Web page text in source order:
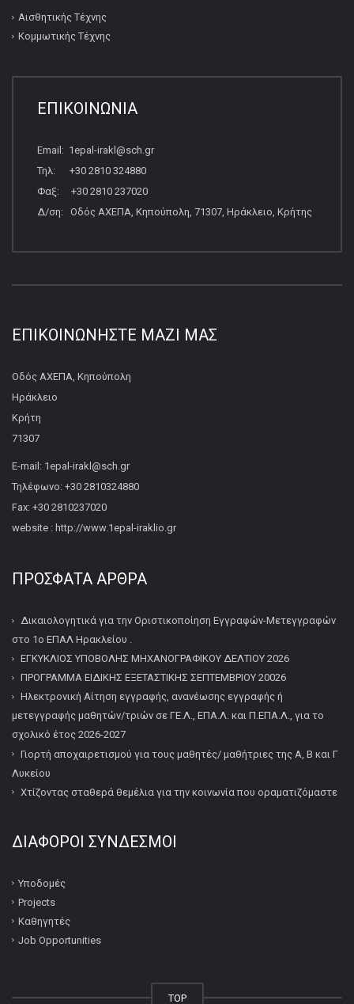
Αισθητικής Τέχνης
Κομμωτικής Τέχνης
ΕΠΙΚΟΙΝΩΝΙΑ
Email: 1epal-irakl@sch.gr
Τηλ: +30 2810 324880
Φαξ: +30 2810 237020
Δ/ση: Οδός ΑΧΕΠΑ, Κηπούπολη, 71307, Ηράκλειο, Κρήτης
ΕΠΙΚΟΙΝΩΝΉΣΤΕ ΜΑΖΊ ΜΑΣ
Οδός ΑΧΕΠΑ, Κηπούπολη
Ηράκλειο
Κρήτη
71307
E-mail: 1epal-irakl@sch.gr
Τηλέφωνο: +30 2810324880
Fax: +30 2810237020
website : http://www.1epal-iraklio.gr
ΠΡΌΣΦΑΤΑ ΆΡΘΡΑ
Δικαιολογητικά για την Οριστικοποίηση Εγγραφών-Μετεγγραφών
στο 1ο ΕΠΑΛ Ηρακλείου .
ΕΓΚΥΚΛΙΟΣ ΥΠΟΒΟΛΗΣ ΜΗΧΑΝΟΓΡΑΦΙΚΟΥ ΔΕΛΤΙΟΥ 2026
ΠΡΟΓΡΑΜΜΑ ΕΙΔΙΚΗΣ ΕΞΕΤΑΣΤΙΚΗΣ ΣΕΠΤΕΜΒΡΙΟΥ 20026
Ηλεκτρονική Αίτηση εγγραφής, ανανέωσης εγγραφής ή
μετεγγραφής μαθητών/τριών σε ΓΕ.Λ., ΕΠΑ.Λ. και Π.ΕΠΑ.Λ., για το
σχολικό έτος 2026-2027
Γιορτή αποχαιρετισμού για τους μαθητές/ μαθήτριες της Α, Β και Γ
Λυκείου
Χτίζοντας σταθερά θεμέλια για την κοινωνία που οραματιζόμαστε
ΔΙΆΦΟΡΟΙ ΣΎΝΔΕΣΜΟΙ
Υποδομές
Projects
Καθηγητές
Job Opportunities
TOP